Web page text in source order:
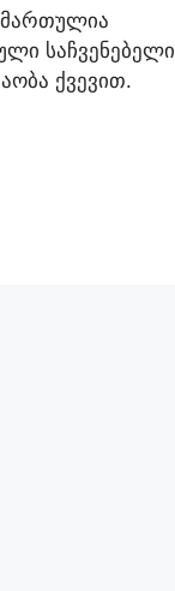
საჩვენებელი
ქვევით.